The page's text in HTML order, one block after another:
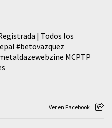
| Todos los
#betovazquez
MCPTP
Ver en Facebook